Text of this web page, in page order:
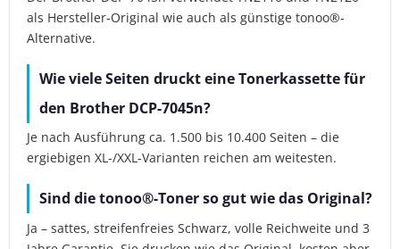
als Hersteller-Original wie auch als günstige tonoo®-
Alternative.
Wie viele Seiten druckt eine Tonerkassette für
den Brother DCP-7045n?
Je nach Ausführung ca. 1.500 bis 10.400 Seiten – die
ergiebigen XL-/XXL-Varianten reichen am weitesten.
Sind die tonoo®-Toner so gut wie das Original?
Ja – sattes, streifenfreies Schwarz, volle Reichweite und 3